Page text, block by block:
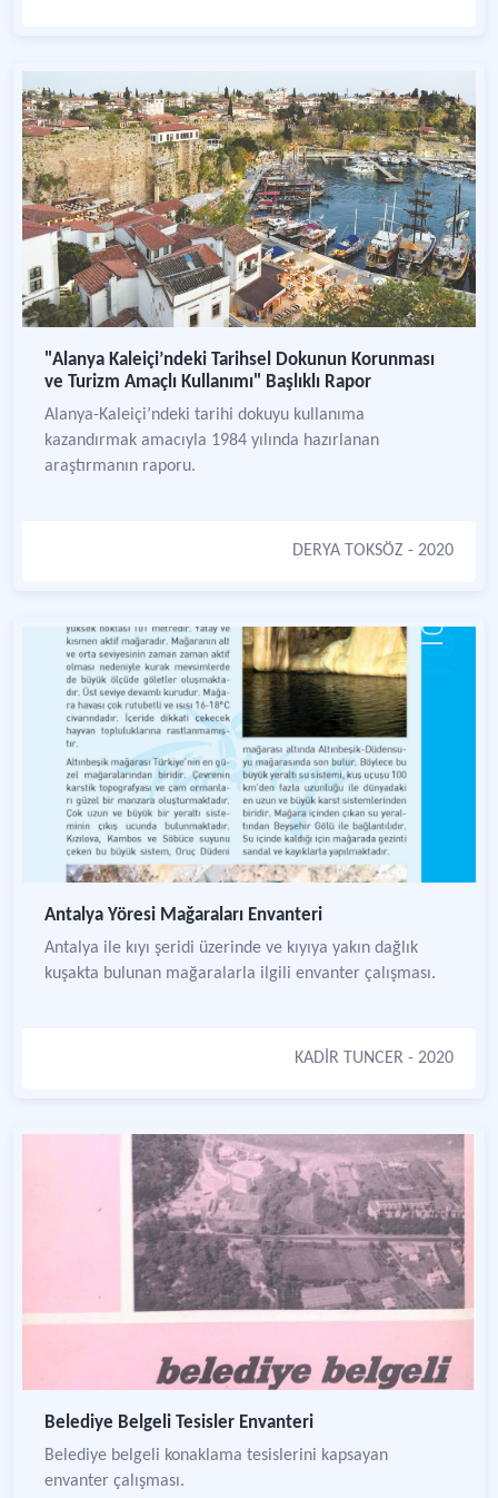
"Alanya Kaleiçi’ndeki Tarihsel Dokunun Korunması
ve Turizm Amaçlı Kullanımı" Başlıklı Rapor
Alanya-Kaleiçi’ndeki tarihi dokuyu kullanıma
kazandırmak amacıyla 1984 yılında hazırlanan
araştırmanın raporu.
DERYA TOKSÖZ - 2020
Antalya Yöresi Mağaraları Envanteri
Antalya ile kıyı şeridi üzerinde ve kıyıya yakın dağlık
kuşakta bulunan mağaralarla ilgili envanter çalışması.
KADİR TUNCER - 2020
Belediye Belgeli Tesisler Envanteri
Belediye belgeli konaklama tesislerini kapsayan
envanter çalışması.